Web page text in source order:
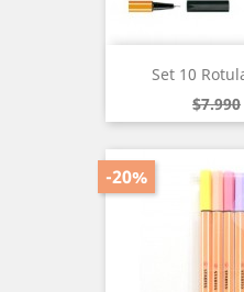
Set 10
Precio
base
$7.990
-20%